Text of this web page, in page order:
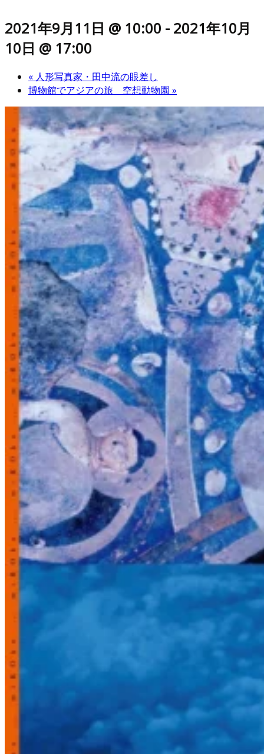
2021年9月11日 @ 10:00 - 2021年10月
10日 @ 17:00
« 人形写真家・田中流の眼差し
博物館でアジアの旅 空想動物園 »